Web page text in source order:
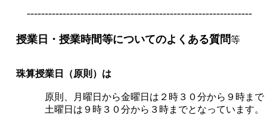
---------------------------------------------------------------
授業日・授業時間等についてのよくある質問等
珠算授業日（原則）は
原則、月曜日から金曜日は２時３０分から９時まで
土曜日は９時３０分から３時までとなっています。